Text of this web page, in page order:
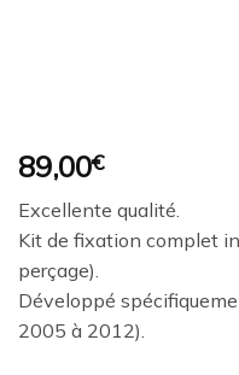
89,00€
Excellente qualité.
Kit de fixation complet
perçage).
Développé
2005 à 2012).